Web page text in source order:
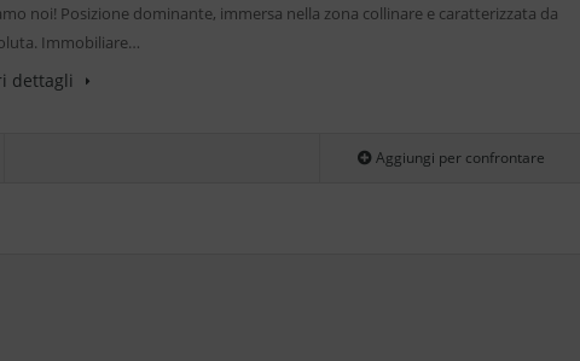
noi! Posizione dominante, immersa nella zona collinare e caratterizzata da
Immobiliare…
dettagli
Aggiungi per confrontare